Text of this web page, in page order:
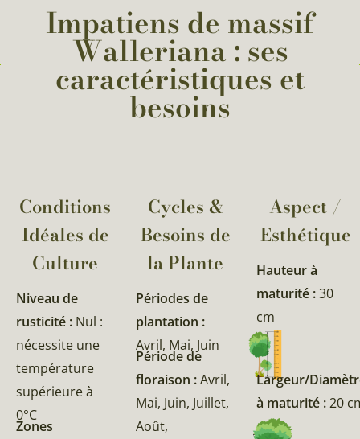
Impatiens de massif
Walleriana : ses
caractéristiques et
besoins
Conditions
Idéales de
Culture
Niveau de
rusticité : Nul :
nécessite une
température
supérieure à
0°C
Zones
Cycles &
Besoins de
la Plante​
Périodes de
plantation :
Avril, Mai, Juin
Période de
floraison :Avril,
Mai, Juin, Juillet,
Août,
Aspect /
Esthétique
Hauteur à
maturité :30
cm
Largeur/
à maturité :20